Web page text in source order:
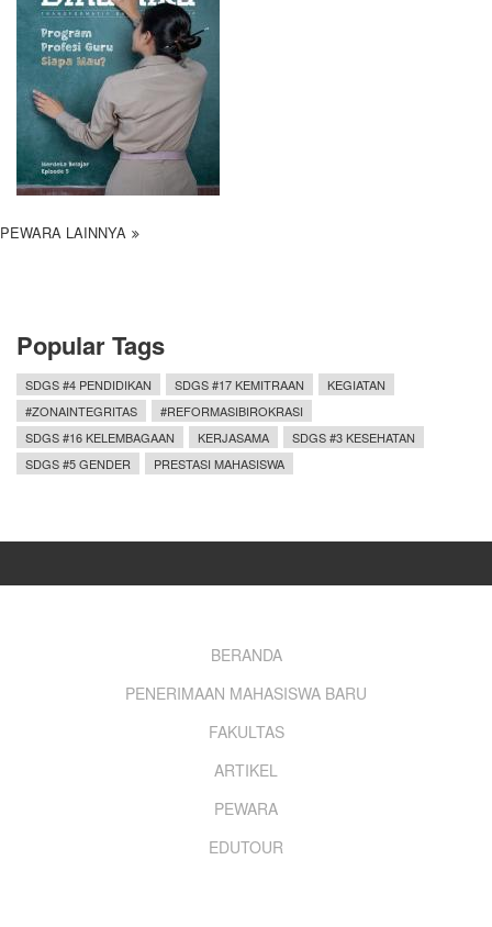
PEWARA LAINNYA
Popular Tags
SDGS #4 PENDIDIKAN SDGS #17 KEMITRAAN
KEGIATAN
#ZONAINTEGRITAS
#REFORMASIBIROKRASI
SDGS #16 KELEMBAGAAN
KERJASAMA
SDGS #3 KESEHATAN
SDGS #5 GENDER
PRESTASI MAHASISWA
BERANDA
PENERIMAAN MAHASISWA BARU
FAKULTAS
ARTIKEL
PEWARA
EDUTOUR